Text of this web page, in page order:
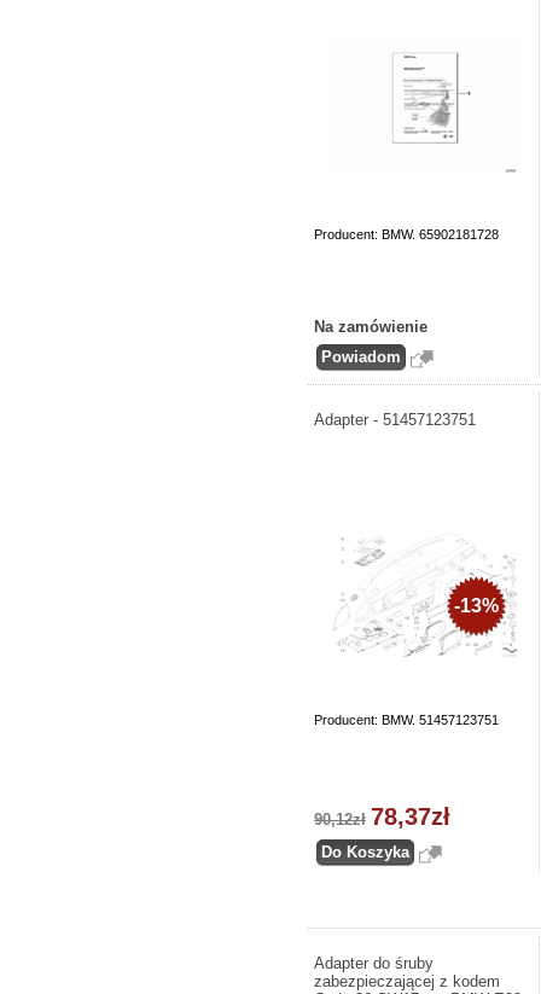
Producent: BMW. 65902181728
Na zamówienie
Adapter - 51457123751
Producent: BMW. 51457123751
-13%
90,12zł 78,37zł
Adapter do śruby
zabezpieczającej z kodem